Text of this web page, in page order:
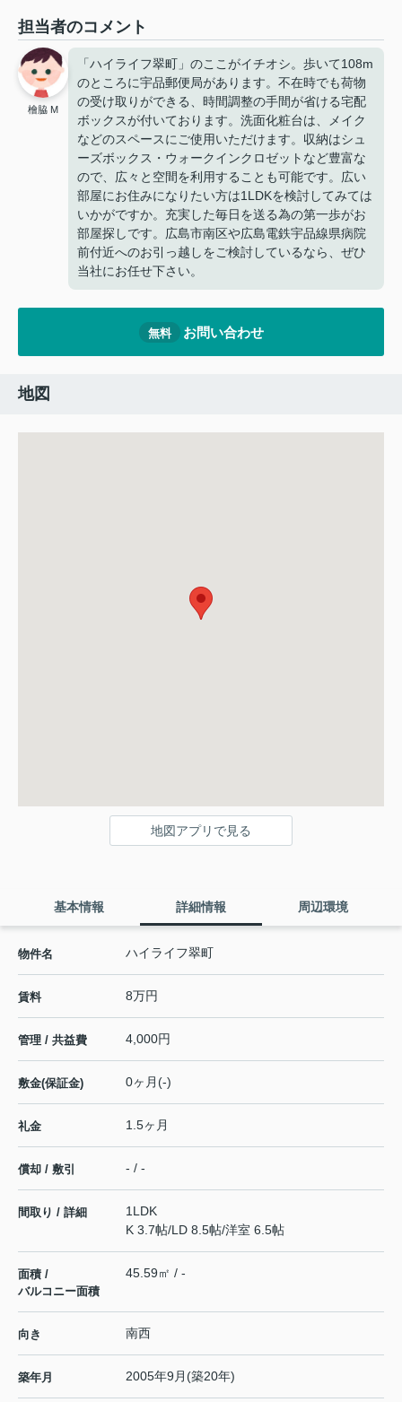
担当者のコメント
檜脇 M
「ハイライフ翠町」のここがイチオシ。歩いて108m
のところに宇品郵便局があります。不在時でも荷物
の受け取りができる、時間調整の手間が省ける宅配
ボックスが付いております。洗面化粧台は、メイク
などのスペースにご使用いただけます。収納はシュ
ーズボックス・ウォークインクロゼットなど豊富な
ので、広々と空間を利用することも可能です。広い
部屋にお住みになりたい方は1LDKを検討してみては
いかがですか。充実した毎日を送る為の第一歩がお
部屋探しです。広島市南区や広島電鉄宇品線県病院
前付近へのお引っ越しをご検討しているなら、ぜひ
当社にお任せ下さい。
無料 お問い合わせ
地図
地図アプリで見る
基本情報 詳細情報 周辺環境
物件名 ハイライフ翠町
賃料 8万円
管理 / 共益費 4,000円
敷金(保証金) 0ヶ月(-)
礼金 1.5ヶ月
償却 / 敷引 - / -
間取り / 詳細
1LDK
K 3.7帖/LD 8.5帖/洋室 6.5帖
面積 /
バルコニー面積
45.59㎡ / -
向き 南西
築年月 2005年9月(築20年)